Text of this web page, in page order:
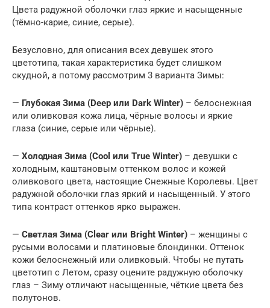
Цвета радужной оболочки глаз яркие и насыщенные
(тёмно-карие, синие, серые).
Безусловно, для описания всех девушек этого
цветотипа, такая характеристика будет слишком
скудной, а потому рассмотрим 3 варианта Зимы:
— Глубокая Зима (Deep или Dark Winter) – белоснежная
или оливковая кожа лица, чёрные волосы и яркие
глаза (синие, серые или чёрные).
— Холодная Зима (Cool или True Winter) – девушки с
холодным, каштановым оттенком волос и кожей
оливкового цвета, настоящие Снежные Королевы. Цвет
радужной оболочки глаз яркий и насыщенный. У этого
типа контраст оттенков ярко выражен.
— Светлая Зима (Clear или Bright Winter) – женщины с
русыми волосами и платиновые блондинки. Оттенок
кожи белоснежный или оливковый. Чтобы не путать
цветотип с Летом, сразу оцените радужную оболочку
глаз – Зиму отличают насыщенные, чёткие цвета без
полутонов.